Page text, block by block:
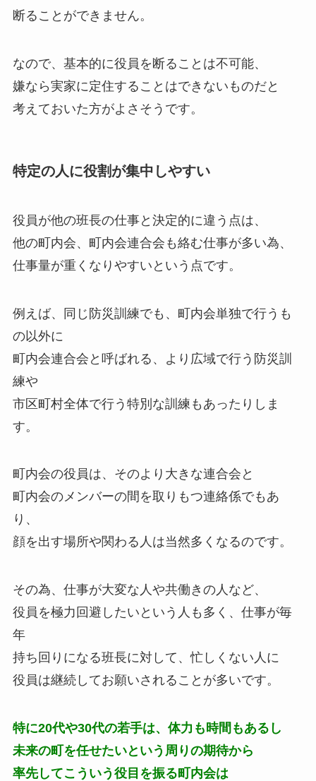
断ることができません。
なので、基本的に役員を断ることは不可能、
嫌なら実家に定住することはできないものだと
考えておいた方がよさそうです。
特定の人に役割が集中しやすい
役員が他の班長の仕事と決定的に違う点は、
他の町内会、町内会連合会も絡む仕事が多い為、
仕事量が重くなりやすいという点です。
例えば、同じ防災訓練でも、町内会単独で行うも
の以外に
町内会連合会と呼ばれる、より広域で行う防災訓
練や
市区町村全体で行う特別な訓練もあったりしま
す。
町内会の役員は、そのより大きな連合会と
町内会のメンバーの間を取りもつ連絡係でもあ
り、
顔を出す場所や関わる人は当然多くなるのです。
その為、仕事が大変な人や共働きの人など、
役員を極力回避したいという人も多く、仕事が毎
年
持ち回りになる班長に対して、忙しくない人に
役員は継続してお願いされることが多いです。
特に20代や30代の若手は、体力も時間もあるし
未来の町を任せたいという周りの期待から
率先してこういう役目を振る町内会は